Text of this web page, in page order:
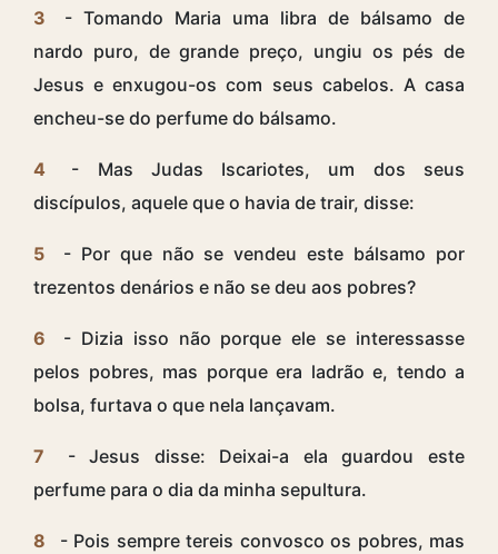
3
- Tomando Maria uma libra de bálsamo de
nardo puro, de grande preço, ungiu os pés de
Jesus e enxugou-os com seus cabelos. A casa
encheu-se do perfume do bálsamo.
4
- Mas Judas Iscariotes, um dos seus
discípulos, aquele que o havia de trair, disse:
5
- Por que não se vendeu este bálsamo por
trezentos denários e não se deu aos pobres?
6
- Dizia isso não porque ele se interessasse
pelos pobres, mas porque era ladrão e, tendo a
bolsa, furtava o que nela lançavam.
7
- Jesus disse: Deixai-a ela guardou este
perfume para o dia da minha sepultura.
8
- Pois sempre tereis convosco os pobres, mas